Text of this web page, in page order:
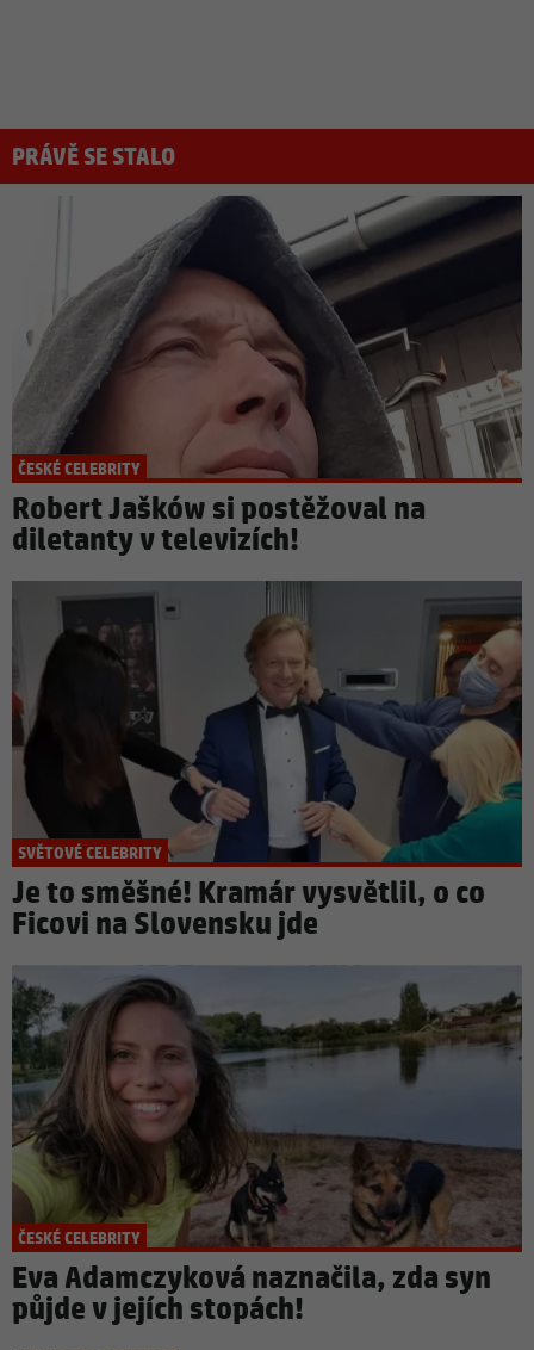
PRÁVĚ SE STALO
ČESKÉ CELEBRITY
Robert Jašków si postěžoval na
diletanty v televizích!
SVĚTOVÉ CELEBRITY
Je to směšné! Kramár vysvětlil, o co
Ficovi na Slovensku jde
ČESKÉ CELEBRITY
Eva Adamczyková naznačila, zda syn
půjde v jejích stopách!